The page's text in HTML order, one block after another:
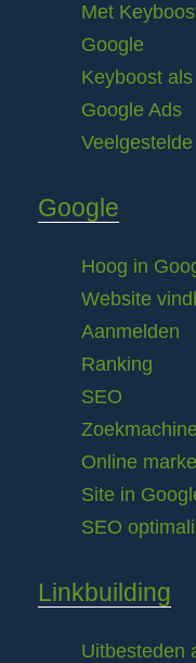
Met
Google
Keyboost
Google Ads
Google
Hoog in
Website
Aanmelden
Ranking
SEO
Online
Site in
SEO
Linkbuilding
Uitbesteden